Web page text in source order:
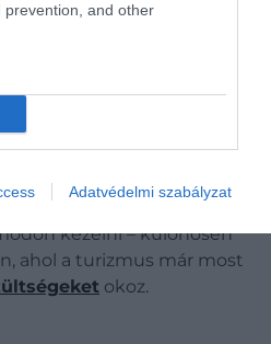
and other
Adatvédelmi szabályzat
falu kénytelen
a kérdés
azonban egyre
kezelni – különösen
ahol a turizmus már most
okoz.